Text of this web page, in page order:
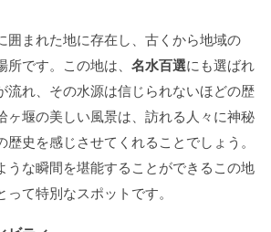
囲まれた地に存在し、古くから地域の
です。この地は、 名水百選にも選ばれ
流れ、その水源は信じられないほどの歴
ヶ堰の美しい風景は、訪れる人々に神秘
史を感じさせてくれることでしょう。
うな瞬間を堪能することができるこの地
て特別なスポットです。